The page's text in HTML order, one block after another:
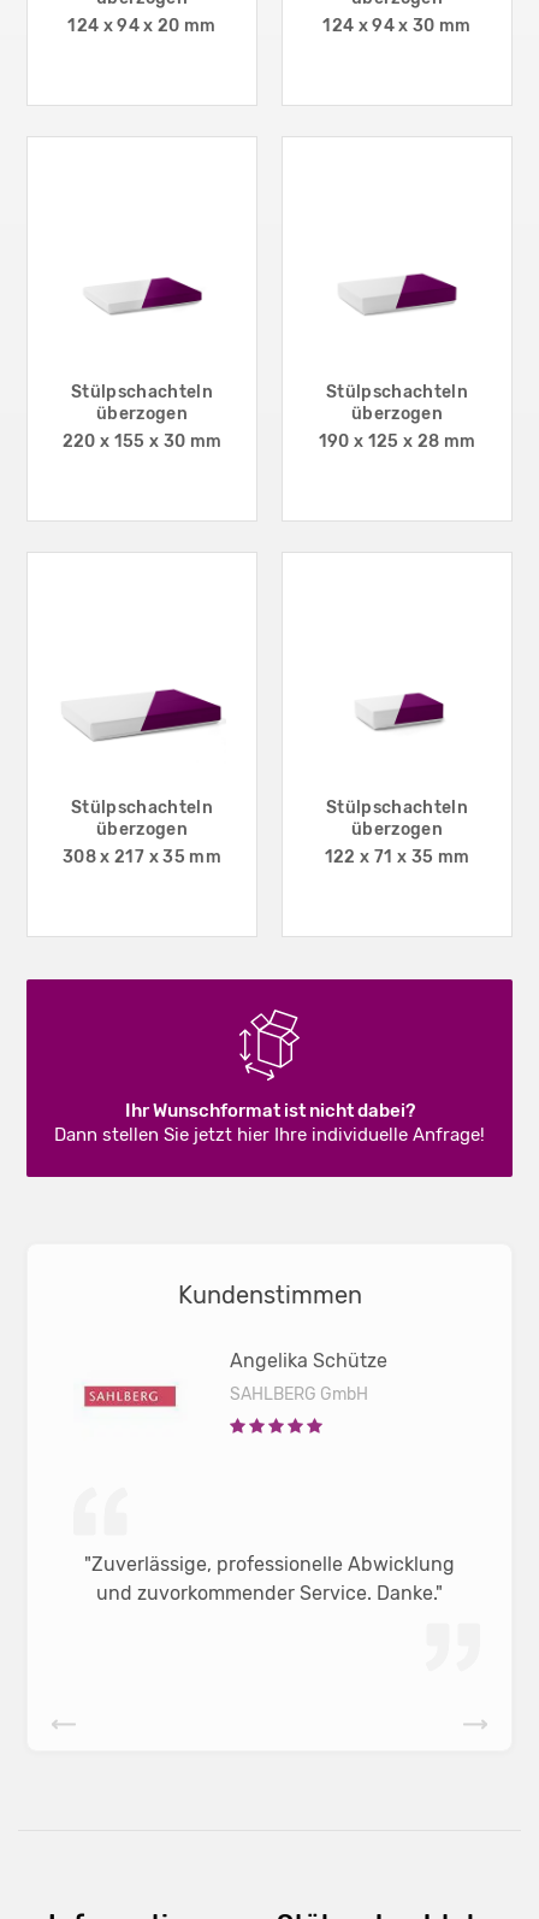
124 x 94 x 20 mm
124 x 94 x 30 mm
Stülpschachteln
überzogen
220 x 155 x 30 mm
Stülpschachteln
überzogen
190 x 125 x 28 mm
Stülpschachteln
überzogen
308 x 217 x 35 mm
Stülpschachteln
überzogen
122 x 71 x 35 mm
Ihr Wunschformat ist nicht dabei?
Dann stellen Sie jetzt hier Ihre individuelle Anfrage!
Kundenstimmen
Angelika Schütze
SAHLBERG GmbH
"Zuverlässige, professionelle Abwicklung
und zuvorkommender Service. Danke."